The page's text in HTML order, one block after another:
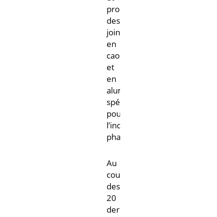
produit
des
joints
en
caoutchouc
et
en
aluminium
spécialisés
pour
l’industrie
pharmaceutique.
Au
cours
des
20
dernières